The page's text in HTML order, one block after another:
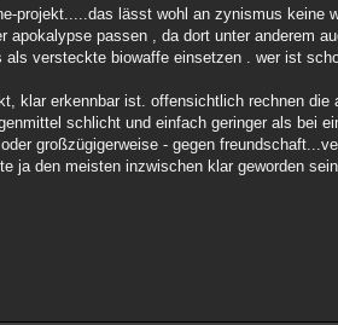
projekt.....das lässt wohl an zynismus keine
apokalypse passen , da dort unter anderem
versteckte biowaffe einsetzen . wer ist
klar erkennbar ist. offensichtlich rechnen
schlicht und einfach geringer als bei
großzügigerweise - gegen
ja den meisten inzwischen klar geworden